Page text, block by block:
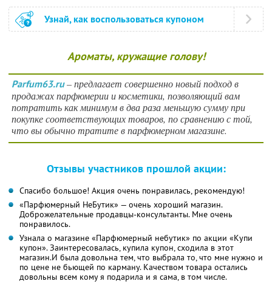
Узнай, как воспользоваться купоном
Ароматы, кружащие голову!
Parfum63.ru– предлагает совершенно новый подход в
продажах парфюмерии и косметики, позволяющий вам
потратить как минимум в два раза меньшую сумму при
покупке соответствующих товаров, по сравнению с той,
что вы обычно тратите в парфюмерном магазине.
Отзывы участников прошлой акции:
Спасибо большое! Акция очень понравилась, рекомендую!
«Парфюмерный НеБутик» — очень хороший магазин.
Доброжелательные продавцы-консультанты. Мне очень
понравилось.
Узнала о магазине «Парфюмерный небутик» по акции «Купи
купон». Заинтересовалась, купила купон, сходила в этот
магазин.И была довольна тем, что выбрала то, что мне нужно и
по цене не бьющей по карману. Качеством товара остались
довольны всем кому я подарила и я сама, в том числе.